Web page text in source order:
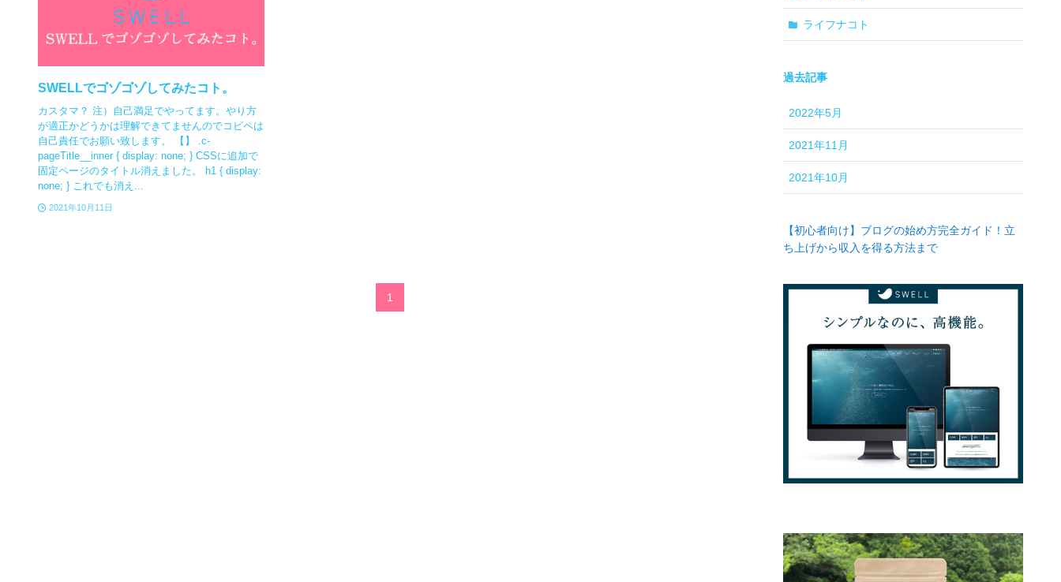
SWELLでゴゾゴゾしてみたコト。
カスタマ？ 注）自己満足でやってます。やり方
が適正かどうかは理解できてませんのでコピペは
自己責任でお願い致します。 【】 .c-
pageTitle__inner { display: none; } CSSに追加で
固定ページのタイトル消えました。 h1 { display:
none; } これでも消え...
2021年10月11日
1
ライフナコト
過去記事
2022年5月
2021年11月
2021年10月
【初心者向け】ブログの始め方完全ガイド！立
ち上げから収入を得る方法まで